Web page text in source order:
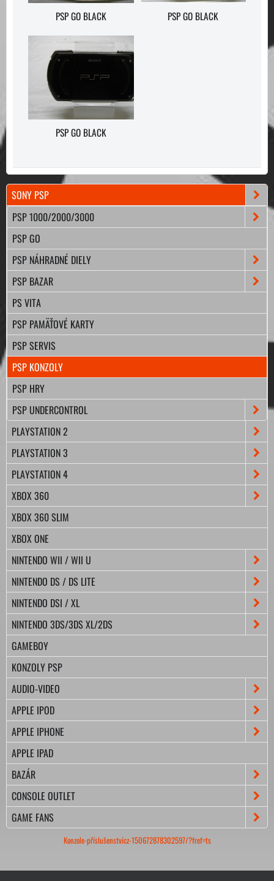
PSP GO BLACK PSP GO BLACK
PSP GO BLACK
SONY PSP
PSP 1000/2000/3000
PSP GO
PSP NÁHRADNÉ DIELY
PSP BAZAR
PS VITA
PSP PAMÄŤOVÉ KARTY
PSP SERVIS
PSP KONZOLY
PSP HRY
PSP UNDERCONTROL
PLAYSTATION 2
PLAYSTATION 3
PLAYSTATION 4
XBOX 360
XBOX 360 SLIM
XBOX ONE
NINTENDO WII / WII U
NINTENDO DS / DS LITE
NINTENDO DSI / XL
NINTENDO 3DS/3DS XL/2DS
GAMEBOY
KONZOLY PSP
AUDIO-VIDEO
APPLE IPOD
APPLE IPHONE
APPLE IPAD
BAZÁR
CONSOLE OUTLET
GAME FANS
Konzole-příslušenstvícz-150672878302597/?fref=ts